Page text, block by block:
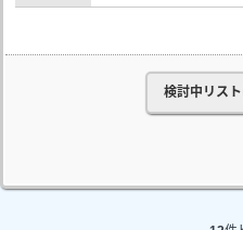
検討中リス